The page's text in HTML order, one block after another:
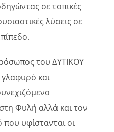
σε τοπικές
λύσεις σε
του ΔΥΤΙΚΟΥ
και
Φυλή αλλά και τον
που υφίστανται οι